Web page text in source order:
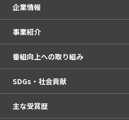
人権方針・コンプライアンス憲章
杜の街本社
OHKまちなかスタジオ「ミルン」
KURUN HALL
OHKウェブコンサルティング
haremachi TV
採用情報
お問い合わせ
企業情報
会社概要
企業理念
人権方針・コンプライアンス憲章
サービスエリア・中継局
事業紹介
放送・イベント
KURUN HALL
OHKウェブコンサルティング
番組向上への取り組み
番組審議会
社外モニター
SDGs・社会貢献
SDGsの取り組み
主な受賞歴